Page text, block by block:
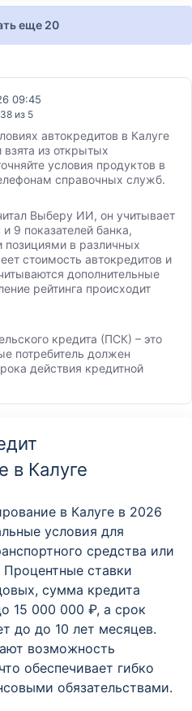
еще 20
09:45
из 5
автокредитов в Калуге
из открытых
условия продуктов в
справочных служб.
Выберу ИИ, он учитывает
9 показателей банка,
в различных
стоимость автокредитов и
дополнительные
рейтинга происходит
кредита (ПСК) – это
потребитель должен
действия кредитной
в Калуге
в Калуге в 2026
условия для
средства или
ставки
сумма кредита
15 000 000 ₽, а срок
до до 10 лет месяцев.
возможность
обеспечивает гибко
обязательствами.